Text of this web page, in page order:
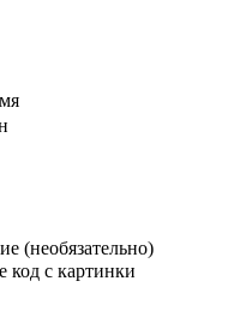
(необязательно)
код с картинки